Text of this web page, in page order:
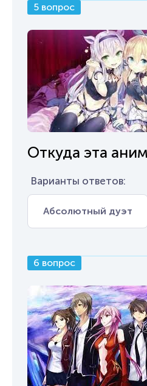
5 вопрос
Откуда эта
Варианты ответов:
Абсолютный дуэт
6 вопрос